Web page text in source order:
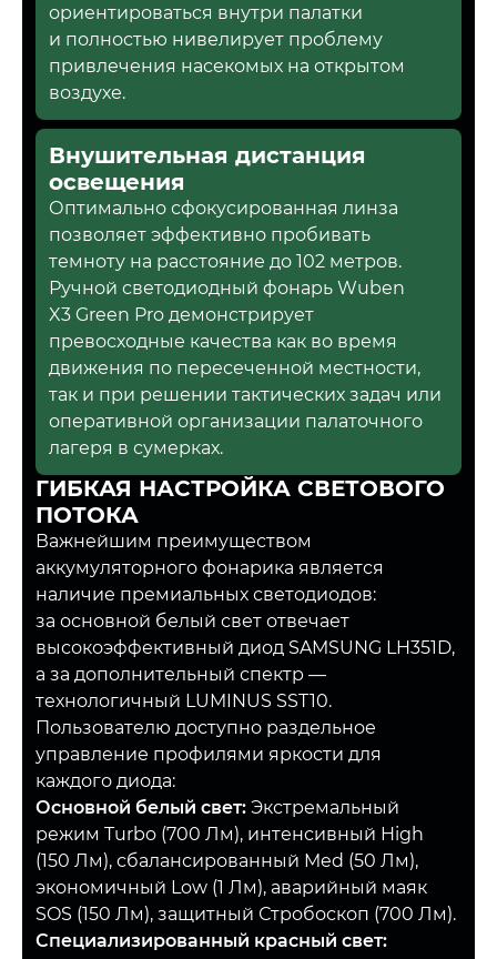
ориентироваться внутри палатки
и полностью нивелирует проблему
привлечения насекомых на открытом
воздухе.
Внушительная дистанция
освещения
Оптимально сфокусированная линза
позволяет эффективно пробивать
темноту на расстояние до 102 метров.
Ручной светодиодный фонарь Wuben
X3 Green Pro демонстрирует
превосходные качества как во время
движения по пересеченной местности,
так и при решении тактических задач или
оперативной организации палаточного
лагеря в сумерках.
ГИБКАЯ НАСТРОЙКА СВЕТОВОГО
ПОТОКА
Важнейшим преимуществом
аккумуляторного фонарика является
наличие премиальных светодиодов:
за основной белый свет отвечает
высокоэффективный диод SAMSUNG LH351D,
а за дополнительный спектр —
технологичный LUMINUS SST10.
Пользователю доступно раздельное
управление профилями яркости для
каждого диода:
Основной белый свет: Экстремальный
режим Turbo (700 Лм), интенсивный High
(150 Лм), сбалансированный Med (50 Лм),
экономичный Low (1 Лм), аварийный маяк
SOS (150 Лм), защитный Стробоскоп (700 Лм).
Специализированный красный свет: